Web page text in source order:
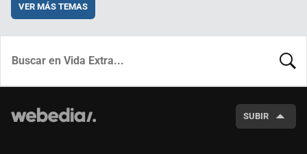
VER MÁS TEMAS
SUBIR